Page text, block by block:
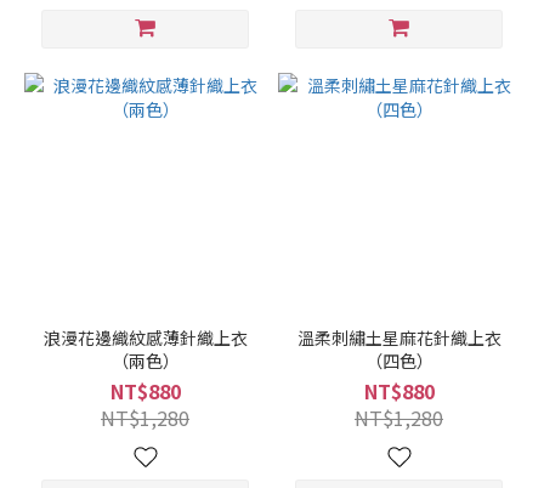
浪漫花邊織紋感薄針織上衣
（兩色）
NT$880
NT$1,280
溫柔刺繡土星麻花針織上衣
（四色）
NT$880
NT$1,280